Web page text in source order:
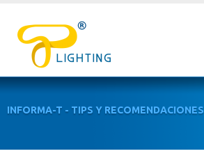
INFORMA-T - TIPS Y RECOMENDACIONES